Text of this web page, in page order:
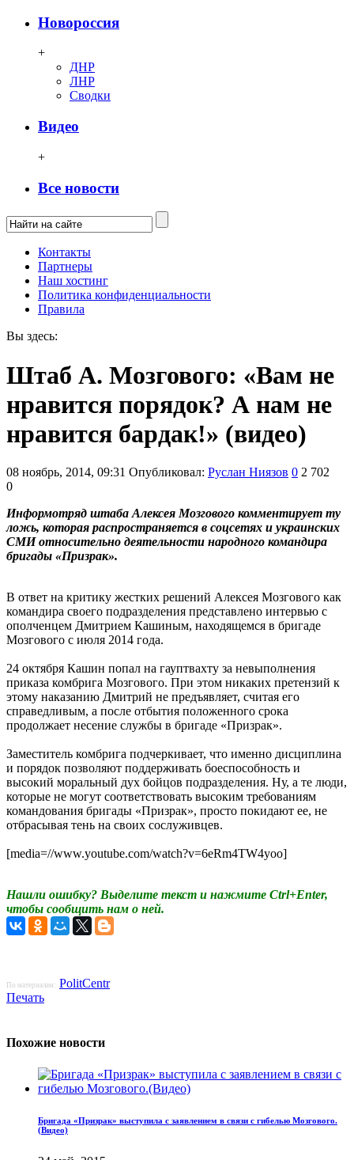
Новороссия
+
ДНР
ЛНР
Сводки
Видео
+
Все новости
Контакты
Партнеры
Наш хостинг
Политика конфиденциальности
Правила
Вы здесь:
Штаб А. Мозгового: «Вам не
нравится порядок? А нам не
нравится бардак!» (видео)
08 ноябрь, 2014, 09:31 Опубликовал: Руслан Ниязов 0 2 702
0
Информотряд штаба Алексея Мозгового комментирует ту
ложь, которая распространяется в соцсетях и украинских
СМИ относительно деятельности народного командира
бригады «Призрак».
В ответ на критику жестких решений Алексея Мозгового как
командира своего подразделения представлено интервью с
ополченцем Дмитрием Кашиным, находящемся в бригаде
Мозгового с июля 2014 года.
24 октября Кашин попал на гауптвахту за невыполнения
приказа комбрига Мозгового. При этом никаких претензий к
этому наказанию Дмитрий не предъявляет, считая его
справедливым, а после отбытия положенного срока
продолжает несение службы в бригаде «Призрак».
Заместитель комбрига подчеркивает, что именно дисциплина
и порядок позволяют поддерживать боеспособность и
высокий моральный дух бойцов подразделения. Ну, а те люди,
которые не могут соответствовать высоким требованиям
командования бригады «Призрак», просто покидают ее, не
отбрасывая тень на своих сослуживцев.
[media=//www.youtube.com/watch?v=6eRm4TW4yoo]
Нашли ошибку? Выделите текст и нажмите Ctrl+Enter,
чтобы сообщить нам о ней.
По материалам: PolitCentr
Печать
Похожие новости
Бригада «Призрак» выступила с заявлением в связи с гибелью Мозгового.
(Видео)